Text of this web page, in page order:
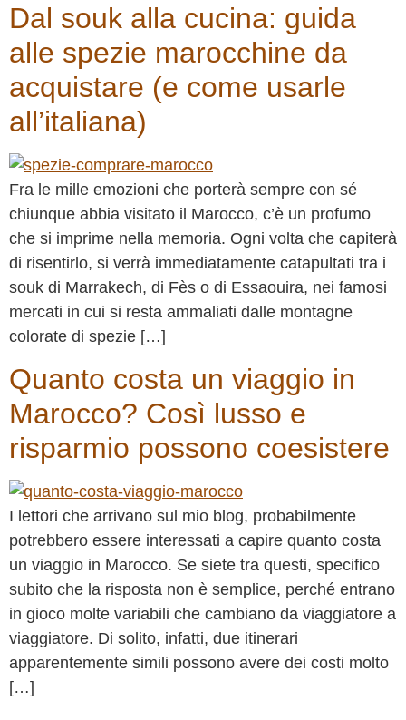
Dal souk alla cucina: guida
alle spezie marocchine da
acquistare (e come usarle
all’italiana)
Fra le mille emozioni che porterà sempre con sé
chiunque abbia visitato il Marocco, c’è un profumo
che si imprime nella memoria. Ogni volta che capiterà
di risentirlo, si verrà immediatamente catapultati tra i
souk di Marrakech, di Fès o di Essaouira, nei famosi
mercati in cui si resta ammaliati dalle montagne
colorate di spezie […]
Quanto costa un viaggio in
Marocco? Così lusso e
risparmio possono coesistere
I lettori che arrivano sul mio blog, probabilmente
potrebbero essere interessati a capire quanto costa
un viaggio in Marocco. Se siete tra questi, specifico
subito che la risposta non è semplice, perché entrano
in gioco molte variabili che cambiano da viaggiatore a
viaggiatore. Di solito, infatti, due itinerari
apparentemente simili possono avere dei costi molto
[…]